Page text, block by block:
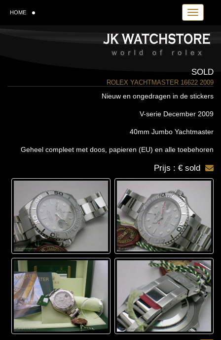
Toggle
HOME
SOLD
ROLEX YACHTMASTER 16622 2009
Nieuw en ongedragen in de stickers
V-serie December 2009
40mm Jumbo Yachtmaster
Geheel compleet met doos, papieren (EU) en alle toebehoren
Prijs : € sold